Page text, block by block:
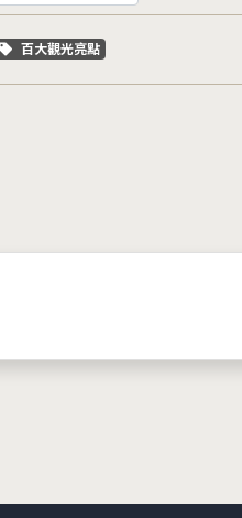
關鍵字標籤
百大觀光亮點